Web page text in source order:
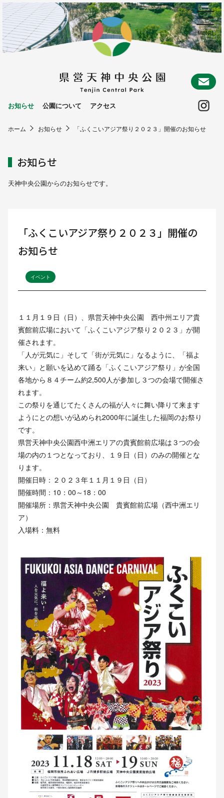
お知らせ 公園について アクセス
ホーム お知らせ 「ふくこいアジア祭り２０２３」開催のお知らせ
お知らせ
天神中央公園からのお知らせです。
「ふくこいアジア祭り２０２３」開催の
お知らせ
イベント
１１月１９日（日）、県営天神中央公園 西中州エリア貴
賓館前広場において「ふくこいアジア祭り２０２３」が開
催されます。
「人が元気に」そして「街が元気に」なるように、「福よ
来い」と願いを込めて踊る「ふくこいアジア祭り」が全国
各地から８４チーム約2,500人が参加し３つの会場で開催さ
れます。
この祭りを通じてたくさんの福が人々に舞い降りて来ます
ようにとの想いが込められ2000年に誕生した福岡のお祭り
です。
県営天神中央公園西中洲エリアの貴賓館前広場は３つの会
場の内の１つとなっており、１９日（日）のみの開催とな
ります。
開催日時：２０２３年１１月１９日（日）
開催時間：10：00～18：00
開催場所：県営天神中央公園 貴賓館前広場（西中洲エリ
ア）
入場料：無料